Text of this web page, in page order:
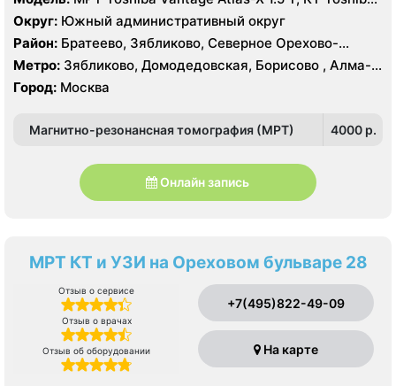
AQUILION RXL 16 срезов, УЗИ
Округ: Южный административный округ
Район: Братеево, Зябликово, Северное Орехово-
Борисово, Южное Орехово-Борисово
Метро: Зябликово, Домодедовская, Борисово , Алма-
Атинская, Красногвардейская, Шипиловская
Город: Москва
Магнитно-резонансная томография (МРТ) 4000 p.
Онлайн запись
МРТ КТ и УЗИ на Ореховом бульваре 28
Отзыв о сервисе
Отзыв о врачах
Отзыв об оборудовании
+7(495)822-49-09
На карте